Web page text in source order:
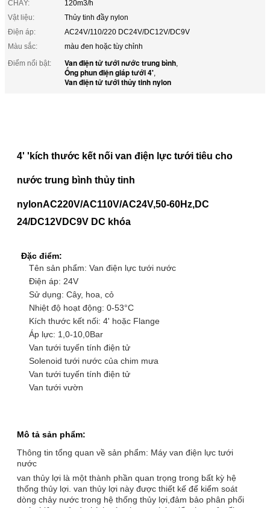
CHẢY:
120m3/h
Vật liệu:
Thủy tinh đầy nylon
Điện áp:
AC24V/110/220 DC24V/DC12V/DC9V
Màu sắc:
màu đen hoặc tùy chỉnh
Điểm nổi bật:
Van điện tử tưới nước trung bình,
Ống phun điện giáp tưới 4',
Van điện tử tưới thủy tinh nylon
4' 'kích thước kết nối van điện lực tưới tiêu cho
nước trung bình thủy tinh
nylonAC220V/AC110V/AC24V,50-60Hz,DC
24/DC12VDC9V DC khóa
Đặc điểm:
Tên sản phẩm: Van điện lực tưới nước
Điện áp: 24V
Sử dụng: Cây, hoa, cỏ
Nhiệt độ hoạt động: 0-53°C
Kích thước kết nối: 4' hoặc Flange
Áp lực: 1,0-10,0Bar
Van tưới tuyến tính điện tử
Solenoid tưới nước của chim mưa
Van tưới tuyến tính điện tử
Van tưới vườn
Mô tả sản phẩm:
Thông tin tổng quan về sản phẩm: Máy van điện lực tưới
nước
van thủy lợi là một thành phần quan trọng trong bất kỳ hệ
thống thủy lợi. van thủy lợi này được thiết kế để kiểm soát
dòng chảy nước trong hệ thống thủy lợi,đảm bảo phân phối